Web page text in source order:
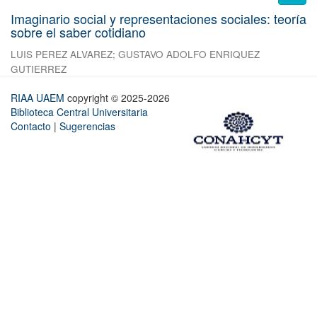
Imaginario social y representaciones sociales: teoría
sobre el saber cotidiano
LUIS PEREZ ALVAREZ; GUSTAVO ADOLFO ENRIQUEZ
GUTIERREZ
RIAA UAEM copyright © 2025-2026
Biblioteca Central Universitaria
Contacto | Sugerencias